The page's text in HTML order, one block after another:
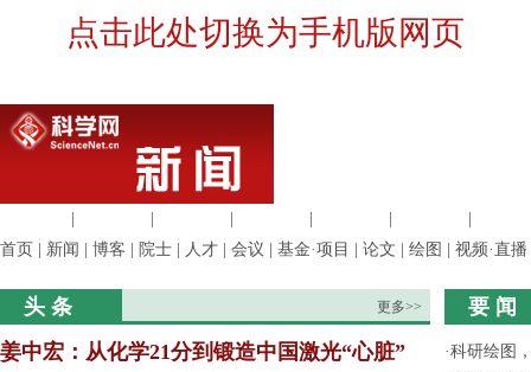
点击此处切换为手机版网页
首页
新闻 博客 院士 人才 会议 基金·项目 论文 绘图 视频·直播
头 条 更多>>
姜中宏：从化学21分到锻造中国激光“心脏”
要 闻
·科研绘图